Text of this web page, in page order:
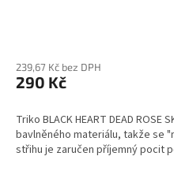
239,67 Kč bez DPH
290 Kč
Triko BLACK HEART DEAD
bavlněného materiálu, takže se
střihu je zaručen příjemný pocit